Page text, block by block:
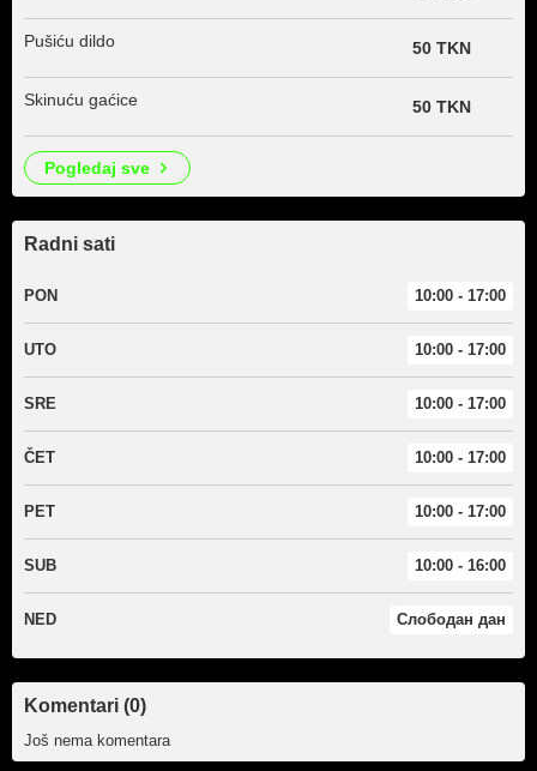
Pušiću dildo 50 TKN
Skinuću gaćice 50 TKN
pogledaj sve
Radni sati
PON 10:00 - 17:00
UTO 10:00 - 17:00
SRE 10:00 - 17:00
ČET 10:00 - 17:00
PET 10:00 - 17:00
SUB 10:00 - 16:00
NED Слободан дан
Komentari (0)
Još nema komentara